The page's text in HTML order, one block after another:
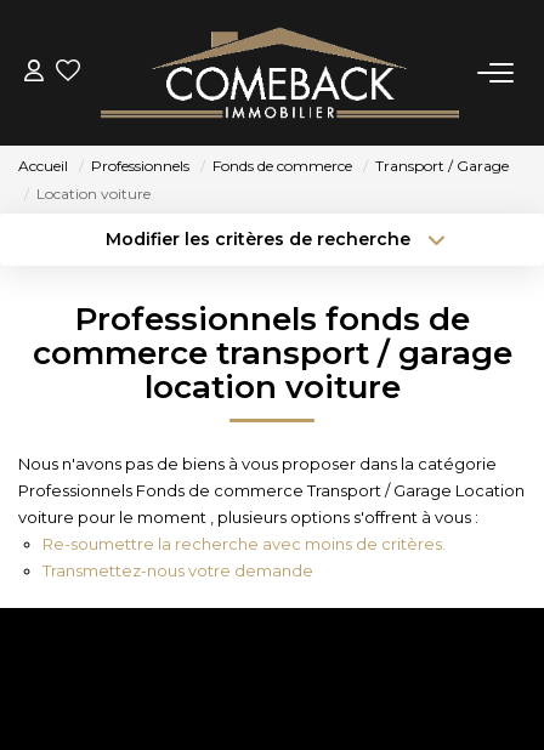
ACHETER
NOTRE AGENCE
BIENS VENDUS
CONTACT
Accueil Professionnels Fonds de commerce
Transport / Garage
Location voiture
Modifier les critères de recherche
Type de bien
Plus de critères
Créer une alerte
Professionnels fonds de
commerce transport / garage
location voiture
Nous n'avons pas de biens à vous proposer dans la catégorie
Professionnels Fonds de commerce Transport / Garage Location
voiture pour le moment , plusieurs options s'offrent à vous :
Re-soumettre la recherche avec moins de critères.
Transmettez-nous votre demande